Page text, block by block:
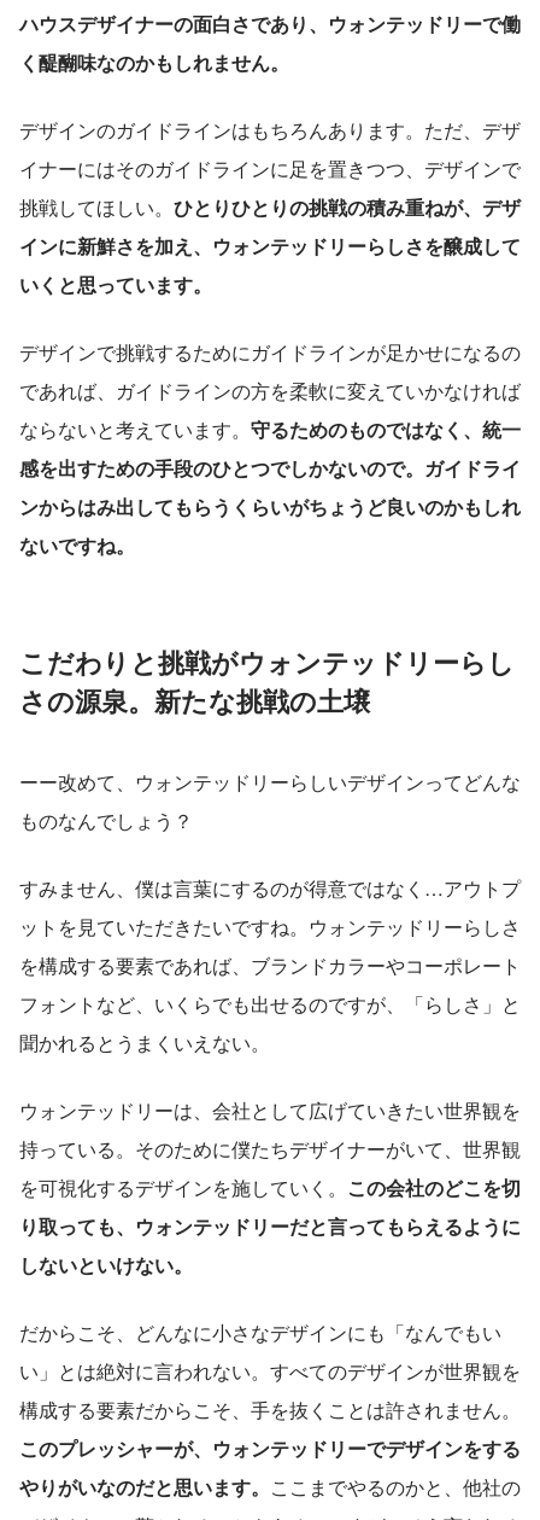
ハウスデザイナーの面白さであり、ウォンテッドリーで働
く醍醐味なのかもしれません。
デザインのガイドラインはもちろんあります。ただ、デザ
イナーにはそのガイドラインに足を置きつつ、デザインで
挑戦してほしい。 ひとりひとりの挑戦の積み重ねが、デザ
インに新鮮さを加え、ウォンテッドリーらしさを醸成して
いくと思っています。
デザインで挑戦するためにガイドラインが足かせになるの
であれば、ガイドラインの方を柔軟に変えていかなければ
ならないと考えています。 守るためのものではなく、統一
感を出すための手段のひとつでしかないので。ガイドライ
ンからはみ出してもらうくらいがちょうど良いのかもしれ
ないですね。
こだわりと挑戦がウォンテッドリーらし
さの源泉。新たな挑戦の土壌
ーー改めて、ウォンテッドリーらしいデザインってどんな
ものなんでしょう？
すみません、僕は言葉にするのが得意ではなく…アウトプ
ットを見ていただきたいですね。ウォンテッドリーらしさ
を構成する要素であれば、ブランドカラーやコーポレート
フォントなど、いくらでも出せるのですが、「らしさ」と
聞かれるとうまくいえない。
ウォンテッドリーは、会社として広げていきたい世界観を
持っている。そのために僕たちデザイナーがいて、世界観
を可視化するデザインを施していく。 この会社のどこを切
り取っても、ウォンテッドリーだと言ってもらえるように
しないといけない。
だからこそ、どんなに小さなデザインにも「なんでもい
い」とは絶対に言われない。すべてのデザインが世界観を
構成する要素だからこそ、手を抜くことは許されません。
このプレッシャーが、ウォンテッドリーでデザインをする
やりがいなのだと思います。 ここまでやるのかと、他社の